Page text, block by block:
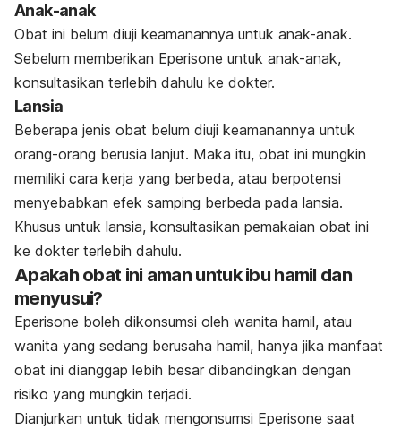
Anak-anak
Obat ini belum diuji keamanannya untuk anak-anak.
Sebelum memberikan Eperisone untuk anak-anak,
konsultasikan terlebih dahulu ke dokter.
Lansia
Beberapa jenis obat belum diuji keamanannya untuk
orang-orang berusia lanjut. Maka itu, obat ini mungkin
memiliki cara kerja yang berbeda, atau berpotensi
menyebabkan efek samping berbeda pada lansia.
Khusus untuk lansia, konsultasikan pemakaian obat ini
ke dokter terlebih dahulu.
Apakah obat ini aman untuk ibu hamil dan
menyusui?
Eperisone boleh dikonsumsi oleh wanita hamil, atau
wanita yang sedang berusaha hamil, hanya jika manfaat
obat ini dianggap lebih besar dibandingkan dengan
risiko yang mungkin terjadi.
Dianjurkan untuk tidak mengonsumsi Eperisone saat